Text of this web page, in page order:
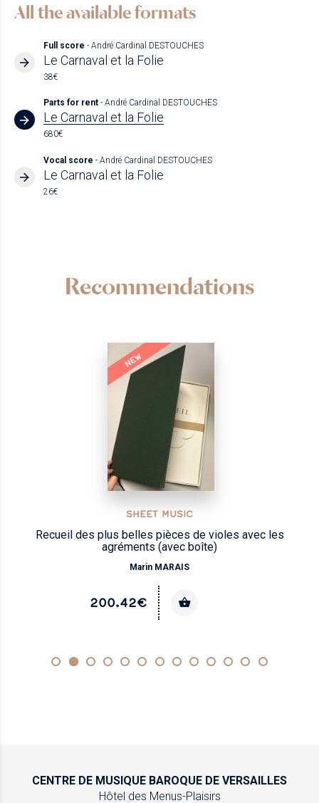
All the available formats
Full score - André Cardinal DESTOUCHES
Le Carnaval et la Folie
38€
Parts for rent - André Cardinal DESTOUCHES
Le Carnaval et la Folie
680€
Vocal score - André Cardinal DESTOUCHES
Le Carnaval et la Folie
26€
Recommendations
NEW
SHEET MUSIC
Recueil des plus belles pièces de violes avec les
agréments (avec boîte)
Marin MARAIS
200.42€
CENTRE DE MUSIQUE BAROQUE DE VERSAILLES
Hôtel des Menus-Plaisirs